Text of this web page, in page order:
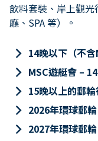
飲料套裝、岸上觀
廳、SPA 等）。
keyboard_arrow_right 14晚以下（不含
keyboard_arrow_right MSC遊艇會 –
keyboard_arrow_right 15晚以上的郵
keyboard_arrow_right 2026年環球郵輪
keyboard_arrow_right 2027年環球郵輪